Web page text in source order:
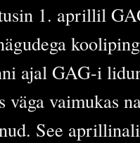
1. aprillil
ajal GAG-i
vaimukas
See